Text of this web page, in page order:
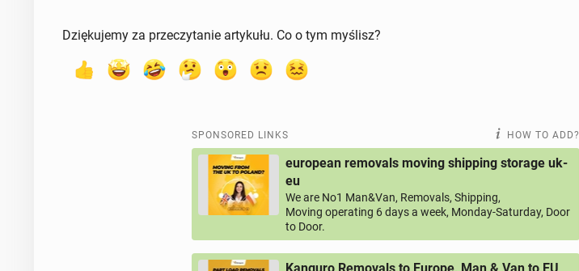
Dziękujemy za przeczytanie artykułu. Co o tym myślisz?
SPONSORED LINKS HOW TO ADD?
european removals moving shipping storage uk-
eu
We are No1 Man&Van, Removals, Shipping,
Moving operating 6 days a week, Monday-Saturday, Door
to Door.